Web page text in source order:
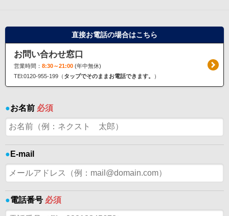
直接お電話の場合はこちら
お問い合わせ窓口
営業時間： 8:30～21:00(年中無休)
TEl:0120-955-199（ タップでそのままお電話できます。 ）
●お名前 必須
● E-mail
●電話番号 必須